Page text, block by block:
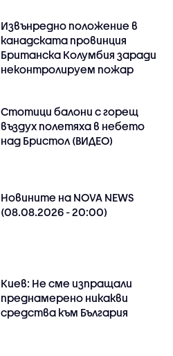
Извънредно положение в
канадската провинция
Британска Колумбия заради
неконтролируем пожар
Стотици балони с горещ
въздух полетяха в небето
над Бристол (ВИДЕО)
Новините на NOVA NEWS
(08.08.2026 - 20:00)
Киев: Не сме изпращали
преднамерено никакви
средства към България